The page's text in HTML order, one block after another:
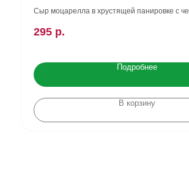
Сыр моцарелла в хрустящей панировке с
295 р.
Подробнее
В корзину